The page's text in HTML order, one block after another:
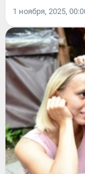
1 ноября, 2025,